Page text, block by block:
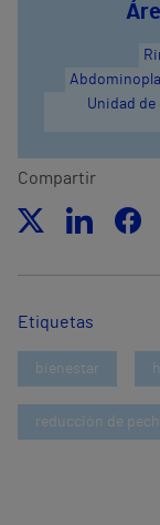
Unidad
Compartir
Etiquetas
bienestar
reducción de